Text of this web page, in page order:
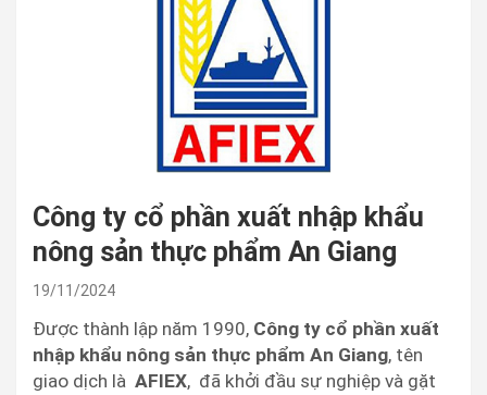
Công ty cổ phần xuất nhập khẩu
nông sản thực phẩm An Giang
19/11/2024
Được thành lập năm 1990, Công ty cổ phần xuất
nhập khẩu nông sản thực phẩm An Giang, tên
giao dịch là AFIEX, đã khởi đầu sự nghiệp và gặt